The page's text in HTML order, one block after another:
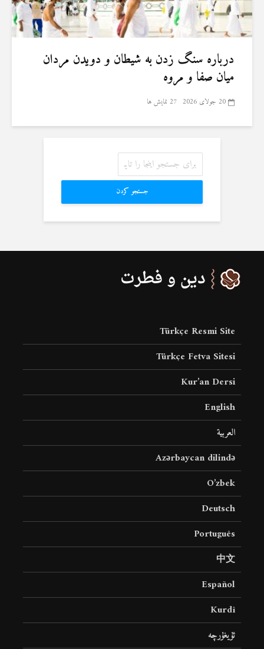
درباره سنگ زدن به شیطان و دویدن مردان
میان صفا و مروه
20 جولای 2026 27 نمایش ها
جستجو کردن
Türkçe Resmi Site
Türkçe Fetva Sitesi
Kur’an Dersi
English
العربية
Azərbaycan dilində
O’zbek
Deutsch
Português
中文
Español
Kurdî
ئۇيغۇرچە